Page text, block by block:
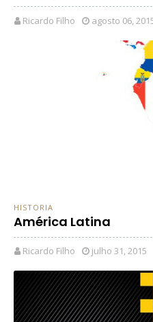
Ricardo Filho agosto 06,
HISTORIA
América Latina
Ricardo Filho julho 31, 2015